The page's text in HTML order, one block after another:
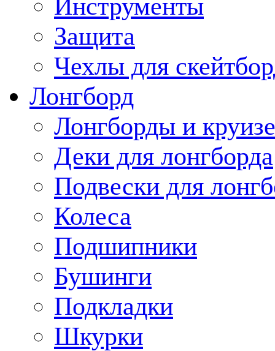
Инструменты
Защита
Чехлы для
Лонгборд
Лонгборды и
Деки для лонгборда
Подвески для
Колеса
Подшипники
Бушинги
Подкладки
Шкурки